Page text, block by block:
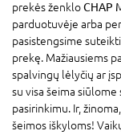
prekės ženkloCHAP
parduotuvėje arba
pasistengsime
prekę. Mažiausiems
spalvingų lėlyčių ar
su visa šeima
pasirinkimu. Ir,
šeimos iškyloms!